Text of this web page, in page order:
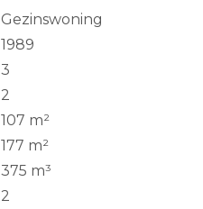
Gezinswoning
1989
3
2
107 m²
177 m²
375 m³
2